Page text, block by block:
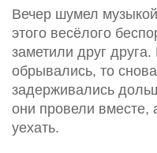
Вечер шумел
этого весёлого
заметили друг
обрывались, то
задерживались
они провели вместе,
уехать.